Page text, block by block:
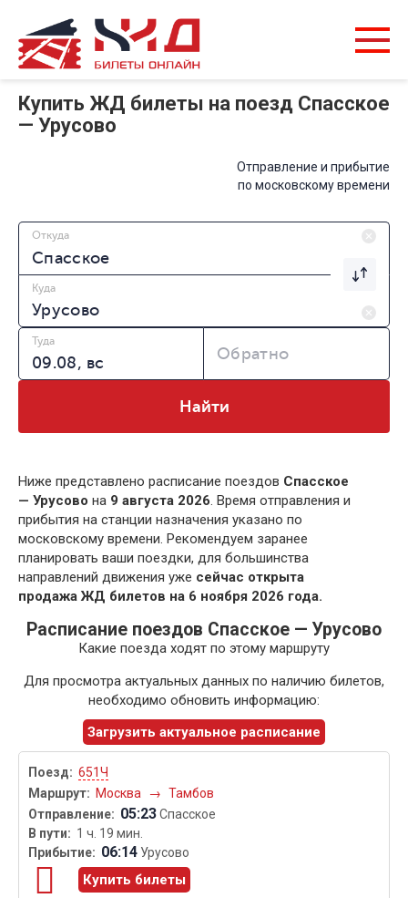
Купить ЖД билеты на поезд Спасское
— Урусово
Отправление и прибытие
по московскому времени
Откуда
Куда
Туда
Обратно
Найти
Ниже представлено расписание поездов Спасское
— Урусово на 9 августа 2026. Время отправления и
прибытия на станции назначения указано по
московскому времени. Рекомендуем заранее
планировать ваши поездки, для большинства
направлений движения уже сейчас открыта
продажа ЖД билетов на 6 ноября 2026 года.
Расписание поездов Спасское — Урусово
Какие поезда ходят по этому маршруту
Для просмотра актуальных данных по наличию билетов,
необходимо обновить информацию:
Загрузить актуальное расписание
651Ч
Москва
→ Тамбов
05:23Спасское
1 ч. 19 мин.
06:14 Урусово
Купить билеты